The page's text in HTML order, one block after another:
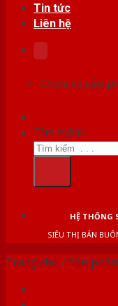
Tin tức
Liên hệ
Chưa có sản
Tìm kiếm:
HỆ THỐNG
SIÊU THỊ BÁN
Trang chủ /Sản